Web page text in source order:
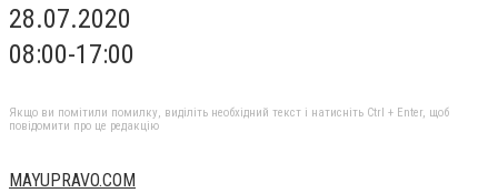
28.07.2020
08:00-17:00
Якщо ви помітили помилку, виділіть необхідний текст і натисніть Ctrl + Enter, щоб
повідомити про це редакцію
MAYUPRAVO.COM